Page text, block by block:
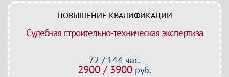
ПОВЫШЕНИЕ КВАЛИФИКАЦИИ
Судебная строительно-техническая экспертиза
72 / 144 час.
2900 / 3900 руб.